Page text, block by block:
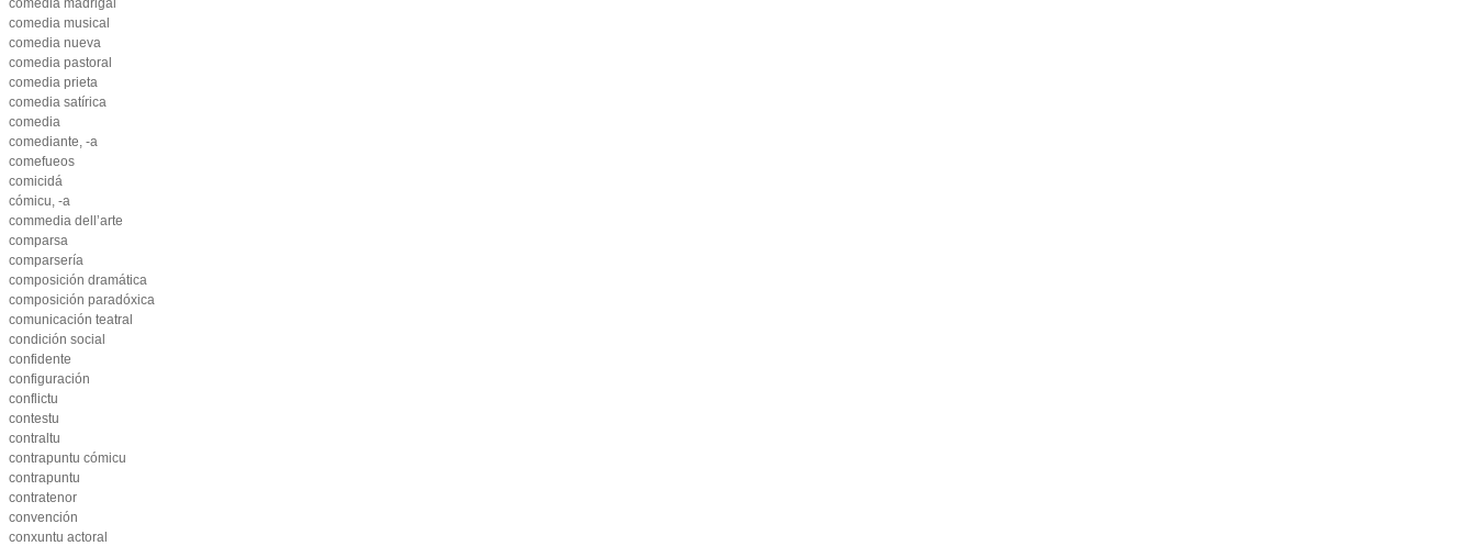
comedia madrigal
comedia musical
comedia nueva
comedia pastoral
comedia prieta
comedia satírica
comedia
comediante, -a
comefueos
comicidá
cómicu, -a
commedia dell’arte
comparsa
comparsería
composición dramática
composición paradóxica
comunicación teatral
condición social
confidente
configuración
conflictu
contestu
contraltu
contrapuntu cómicu
contrapuntu
contratenor
convención
conxuntu actoral